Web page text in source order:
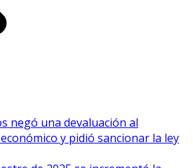
negó una devaluación al
y pidió sancionar la ley